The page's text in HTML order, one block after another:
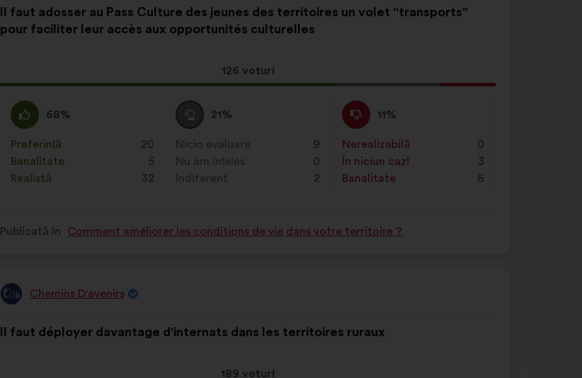
de:
propunerii:
Il faut adosser au Pass Culture des jeunes des territoires un volet "transports"
pour faciliter leur accès aux opportunités culturelles
Această
propunere
întrunit:
126 voturi
următoarea
distribuire:
Acord
:
68%
Această
propunere
a
primit
clasificarea:
Preferință
: 20
ori
Banalitate
: 5
ori
Realistă
: 32
ori
Neutru
:
21%
Această
propunere
a
primit
clasificarea:
Nicio evaluare
: 9
ori
Nu am înțeles
: 0
ori
Indiferent
2
ori
Dezacord
:
11%
Această
propunere
a
primit
clasificarea:
Nerealizabilă
: 0
ori
În niciun caz!
3
ori
Banalitate
: 6
ori
Publicată în Comment améliorer les conditions de vie dans votre territoire ?
Propunere
de:
Chemins D'avenirs
propunerii:
Il faut déployer davantage d'internats dans les territoires ruraux
Această
189 voturi
următoarea